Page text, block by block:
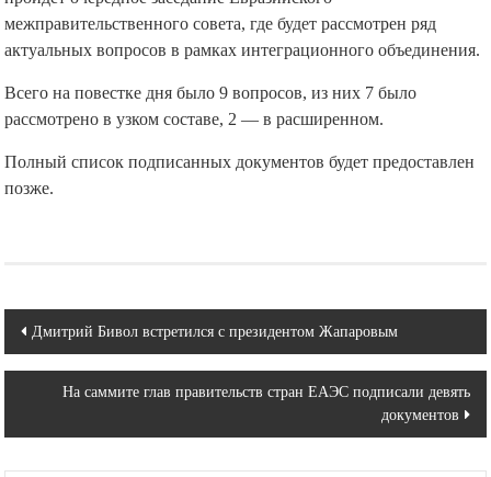
межправительственного совета, где будет рассмотрен ряд
актуальных вопросов в рамках интеграционного объединения.
Всего на повестке дня было 9 вопросов, из них 7 было
рассмотрено в узком составе, 2 — в расширенном.
Полный список подписанных документов будет предоставлен
позже.
Навигация
по
записям
Дмитрий Бивол встретился с президентом Жапаровым
На саммите глав правительств стран ЕАЭС подписали девять
документов